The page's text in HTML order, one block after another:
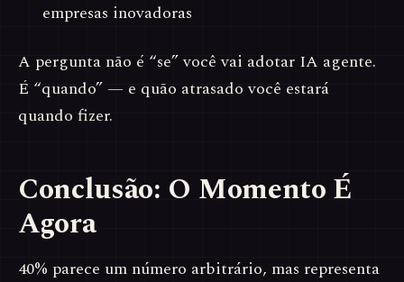
empresas inovadoras
A pergunta não é “se” você vai adotar IA agente.
É “quando” — e quão atrasado você estará
quando fizer.
Conclusão: O Momento É
Agora
40% parece um número arbitrário, mas representa